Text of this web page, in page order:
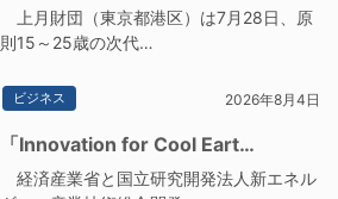
上月財団（東京都港区）は7月28日、原
則15～25歳の次代…
ビジネス 2026年8月4日
「Innovation for Cool Eart…
経済産業省と国立研究開発法人新エネル